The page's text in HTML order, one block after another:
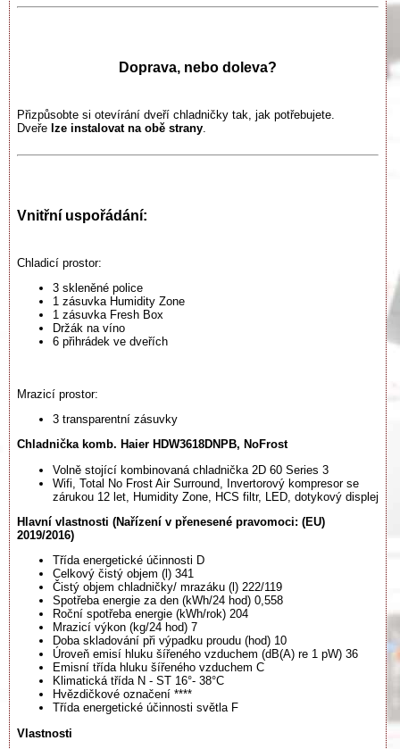
Doprava, nebo doleva?
Přizpůsobte si otevírání dveří chladničky tak, jak potřebujete.
Dveře lze instalovat na obě strany.
Vnitřní uspořádání:
Chladicí prostor:
3 skleněné police
1 zásuvka Humidity Zone
1 zásuvka Fresh Box
Držák na víno
6 přihrádek ve dveřích
Mrazicí prostor:
3 transparentní zásuvky
Chladnička komb. Haier HDW3618DNPB, NoFrost
Volně stojící kombinovaná chladnička 2D 60 Series 3
Wifi, Total No Frost Air Surround, Invertorový kompresor se
zárukou 12 let, Humidity Zone, HCS filtr, LED, dotykový displej
Hlavní vlastnosti (Nařízení v přenesené pravomoci: (EU)
2019/2016)
Třída energetické účinnosti D
Celkový čistý objem (l) 341
Čistý objem chladničky/ mrazáku (l) 222/119
Spotřeba energie za den (kWh/24 hod) 0,558
Roční spotřeba energie (kWh/rok) 204
Mrazicí výkon (kg/24 hod) 7
Doba skladování při výpadku proudu (hod) 10
Úroveň emisí hluku šířeného vzduchem (dB(A) re 1 pW) 36
Emisní třída hluku šířeného vzduchem C
Klimatická třída N - ST 16°- 38°C
Hvězdičkové označení ****
Třída energetické účinnosti světla F
Vlastnosti